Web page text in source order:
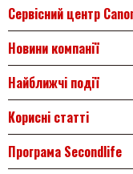
Сервісний центр
Новини компанії
Найближчі події
Корисні статті
Програма Secondlife